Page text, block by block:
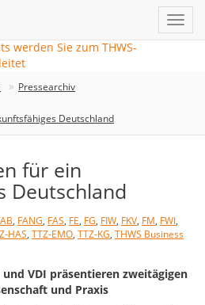
Pressearchiv
Deutschland
für ein
Deutschland
, FANG, FAS, FE, FG, FIW, FKV, FM, FWI,
HAS, TTZ-EMO, TTZ-KG, THWS Business
und VDI präsentieren zweitägigen
und Praxis